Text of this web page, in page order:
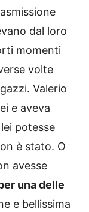
dal loro
momenti
volte
Valerio
e aveva
potesse
è stato. O
avesse
una delle
e bellissima